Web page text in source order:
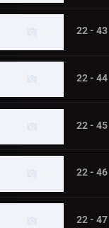
22 - 43
22 - 44
22 - 45
22 - 46
22 - 47